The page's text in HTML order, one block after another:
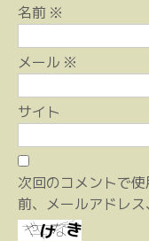
名前 ※
メール ※
サイト
次回のコメントで
前、メールアドレス